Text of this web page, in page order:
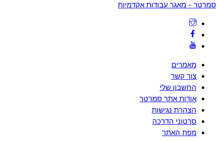
סמרטר - מאגר עבודות אקדמיות
מאמרים
צור קשר
החשבון שלי
אודות אתר סמרטר
הצהרת נגישות
סרטוני הדרכה
מפת האתר